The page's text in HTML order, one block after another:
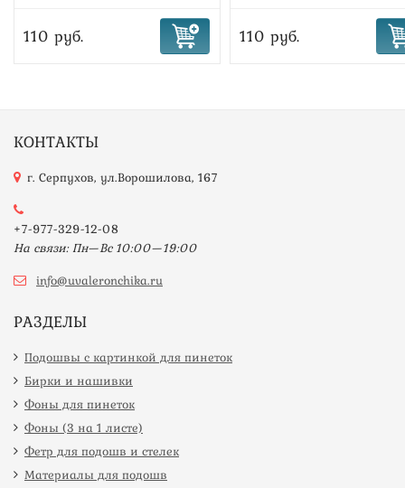
110 руб. 110 руб.
КОНТАКТЫ
г. Серпухов, ул.Ворошилова, 167
+7-977-329-12-08
На связи: Пн—Вс 10:00—19:00
info@uvaleronchika.ru
РАЗДЕЛЫ
Подошвы с картинкой для пинеток
Бирки и нашивки
Фоны для пинеток
Фоны (3 на 1 листе)
Фетр для подошв и стелек
Материалы для подошв